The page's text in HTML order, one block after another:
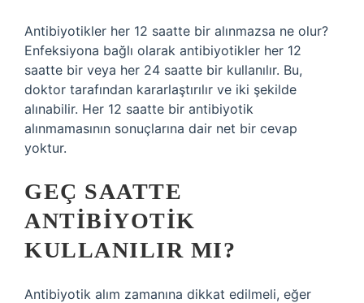
Antibiyotikler her 12 saatte bir alınmazsa ne olur?
Enfeksiyona bağlı olarak antibiyotikler her 12
saatte bir veya her 24 saatte bir kullanılır. Bu,
doktor tarafından kararlaştırılır ve iki şekilde
alınabilir. Her 12 saatte bir antibiyotik
alınmamasının sonuçlarına dair net bir cevap
yoktur.
GEÇ SAATTE
ANTIBIYOTIK
KULLANILIR MI?
Antibiyotik alım zamanına dikkat edilmeli, eğer